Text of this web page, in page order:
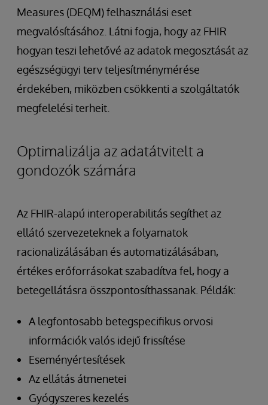
Measures (DEQM) felhasználási eset
megvalósításához. Látni fogja, hogy az FHIR
hogyan teszi lehetővé az adatok megosztását az
egészségügyi terv teljesítménymérése
érdekében, miközben csökkenti a szolgáltatók
megfelelési terheit.
Optimalizálja az adatátvitelt a
gondozók számára
Az FHIR-alapú interoperabilitás segíthet az
ellátó szervezeteknek a folyamatok
racionalizálásában és automatizálásában,
értékes erőforrásokat szabadítva fel, hogy a
betegellátásra összpontosíthassanak. Példák:
A legfontosabb betegspecifikus orvosi
információk valós idejű frissítése
Eseményértesítések
Az ellátás átmenetei
Gyógyszeres kezelés